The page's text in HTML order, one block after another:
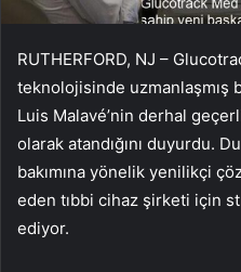
RUTHERFORD, NJ –
teknolojisinde uzmanlaşmış
Luis Malavé’nin derhal
olarak atandığını duyurdu.
bakımına yönelik yenilikçi
eden tıbbi cihaz şirketi için
ediyor.